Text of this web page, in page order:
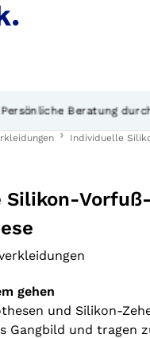
Beratung durch
Individuelle
Silikon-
gehen
und Silikon-
Gangbild und tragen